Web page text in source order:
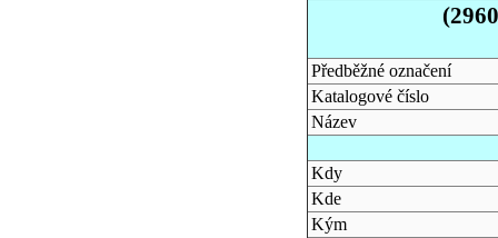
Předběžné označení
Katalogové číslo
Název
Kdy
Kde
Kým